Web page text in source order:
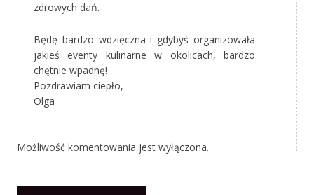
zdrowych dań.
Będę bardzo wdzięczna i gdybyś organizowała
jakieś eventy kulinarne w okolicach, bardzo
chętnie wpadnę!
Pozdrawiam ciepło,
Olga
Możliwość komentowania jest wyłączona.